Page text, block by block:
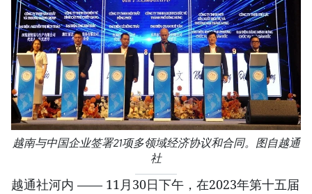
越南与中国企业签署21项多领域经济协议和合同。图自越通
社
越通社河内 —— 11月30日下午，在2023年第十五届